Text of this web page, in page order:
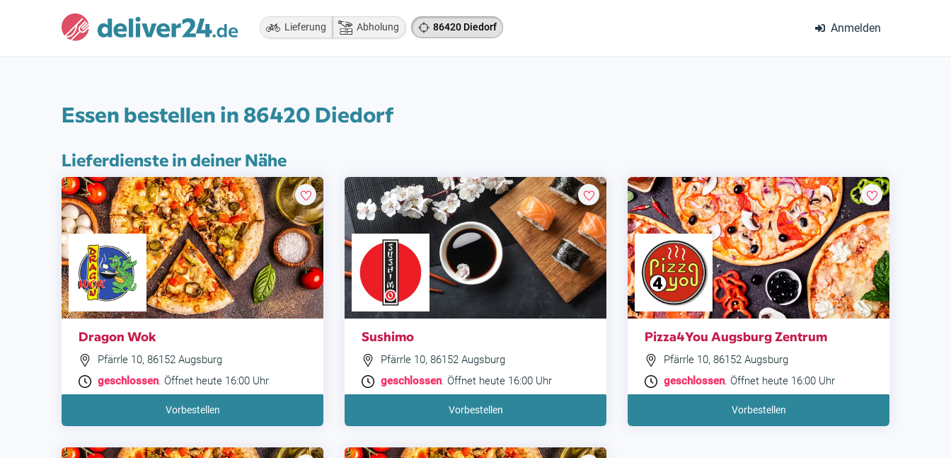
Anmelden
Lieferung Abholung 86420 Diedorf
Essen bestellen in 86420 Diedorf
Lieferdienste in deiner Nähe
Dragon Wok
Pfärrle 10, 86152 Augsburg
geschlossen. Öffnet heute 16:00 Uhr
Vorbestellen
Sushimo
Pfärrle 10, 86152 Augsburg
geschlossen. Öffnet heute 16:00 Uhr
Vorbestellen
Pizza4You Augsburg Zentrum
Pfärrle 10, 86152 Augsburg
geschlossen. Öffnet heute 16:00 Uhr
Vorbestellen